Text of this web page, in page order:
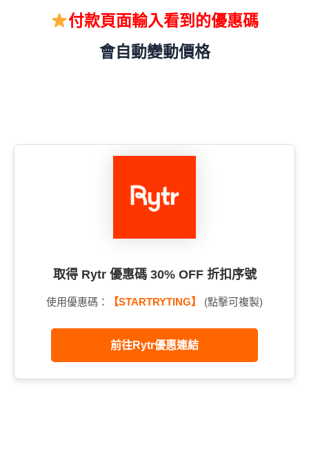
付款頁面輸入看到的優惠碼
會自動變動價格
取得 Rytr 優惠碼 30% OFF 折扣序號
使用優惠碼： 【STARTRYTING】 (點擊可複製)
前往Rytr優惠連結